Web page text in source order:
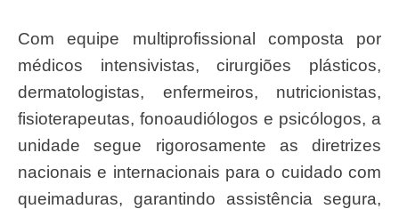
Com equipe multiprofissional composta por
médicos intensivistas, cirurgiões plásticos,
dermatologistas, enfermeiros, nutricionistas,
fisioterapeutas, fonoaudiólogos e psicólogos, a
unidade segue rigorosamente as diretrizes
nacionais e internacionais para o cuidado com
queimaduras, garantindo assistência segura,